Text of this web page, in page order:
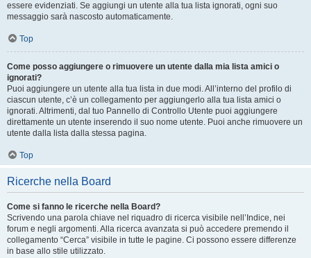
essere evidenziati. Se aggiungi un utente alla tua lista ignorati, ogni suo
messaggio sarà nascosto automaticamente.
Top
Come posso aggiungere o rimuovere un utente dalla mia lista amici o
ignorati?
Puoi aggiungere un utente alla tua lista in due modi. All’interno del profilo di
ciascun utente, c’è un collegamento per aggiungerlo alla tua lista amici o
ignorati. Altrimenti, dal tuo Pannello di Controllo Utente puoi aggiungere
direttamente un utente inserendo il suo nome utente. Puoi anche rimuovere un
utente dalla lista dalla stessa pagina.
Top
Ricerche nella Board
Come si fanno le ricerche nella Board?
Scrivendo una parola chiave nel riquadro di ricerca visibile nell’Indice, nei
forum e negli argomenti. Alla ricerca avanzata si può accedere premendo il
collegamento “Cerca” visibile in tutte le pagine. Ci possono essere differenze
in base allo stile utilizzato.